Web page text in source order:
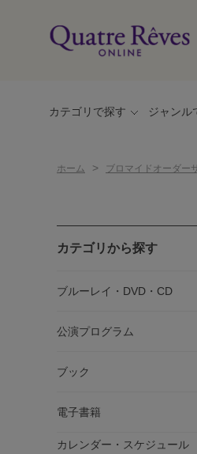
カテゴリで探す ジャンル
ホーム > ブロマイドオーダー
カテゴリから探す
ブルーレイ・DVD・CD
公演プログラム
ブック
電子書籍
カレンダー・スケジュール